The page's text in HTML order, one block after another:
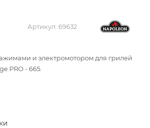
Артикул: 69632
и электромотором для грилей
PRO - 665.